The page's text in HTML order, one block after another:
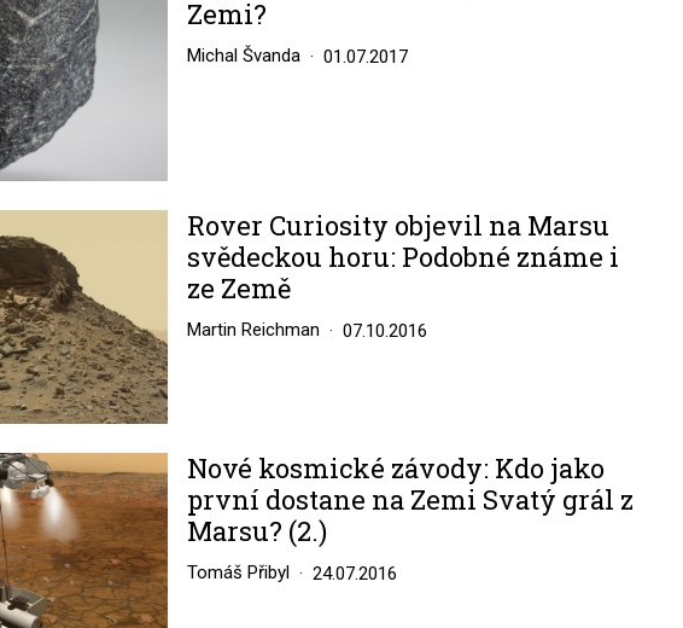
Zemi?
Michal Švanda 01.07.2017
Rover Curiosity objevil na Marsu
svědeckou horu: Podobné známe i
ze Země
Martin Reichman 07.10.2016
Nové kosmické závody: Kdo jako
první dostane na Zemi Svatý grál z
Marsu? (2.)
Tomáš Přibyl 24.07.2016